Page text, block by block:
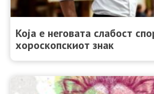
Која е неговата слабост
хороскопскиот знак